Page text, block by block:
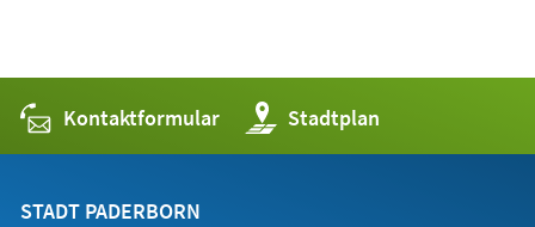
Tab)
Kontaktformular Stadtplan
(Öffnet
in
einem
STADT PADERBORN